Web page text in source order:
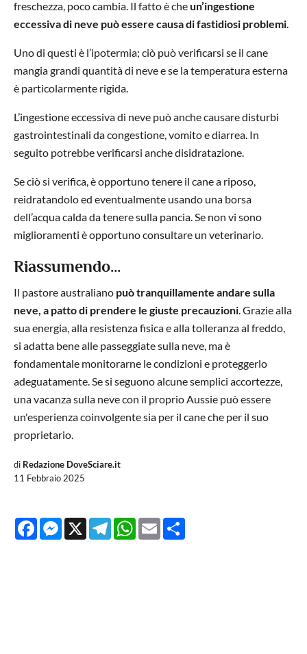
freschezza, poco cambia. Il fatto è cheun’ingestione
eccessiva di neve può essere causa di fastidiosi problemi
Uno di questi è l’ipotermia; ciò può verificarsi se il cane
mangia grandi quantità di neve e se la temperatura esterna
è particolarmente rigida.
L’ingestione eccessiva di neve può anche causare disturbi
gastrointestinali da congestione, vomito e diarrea. In
seguito potrebbe verificarsi anche disidratazione.
Se ciò si verifica, è opportuno tenere il cane a riposo,
reidratandolo ed eventualmente usando una borsa
dell’acqua calda da tenere sulla pancia. Se non vi sono
miglioramenti è opportuno consultare un veterinario.
Riassumendo…
Il pastore australiano può tranquillamente andare sulla
neve, a patto di prendere le giuste precauzioni . Grazie alla
sua energia, alla resistenza fisica e alla tolleranza al freddo,
si adatta bene alle passeggiate sulla neve, ma è
fondamentale monitorarne le condizioni e proteggerlo
adeguatamente. Se si seguono alcune semplici accortezze,
una vacanza sulla neve con il proprio Aussie può essere
un'esperienza coinvolgente sia per il cane che per il suo
proprietario.
di Redazione DoveSciare.it
11 Febbraio 2025
FacebookMessenger
X TelegramWhatsApp
Email